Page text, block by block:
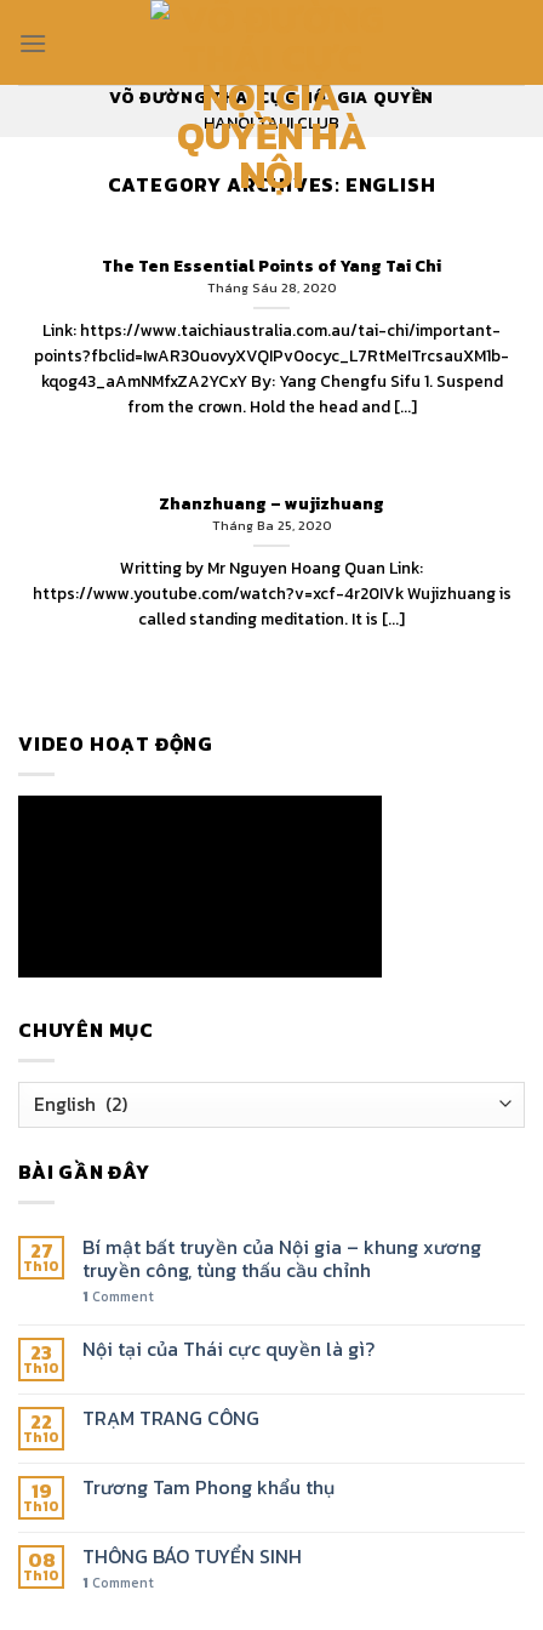
VÕ ĐƯỜNG THÁI CỰC NỘI GIA QUYỀN
HANOI TAIJI CLUB
CATEGORY ARCHIVES: ENGLISH
The Ten Essential Points of Yang Tai Chi
Tháng Sáu 28, 2020
Link: https://www.taichiaustralia.com.au/tai-chi/important-
points?fbclid=IwAR30uovyXVQIPv0ocyc_L7RtMeITrcsauXM1b-
kqog43_aAmNMfxZA2YCxY By: Yang Chengfu Sifu 1. Suspend
from the crown. Hold the head and [...]
Zhanzhuang – wujizhuang
Tháng Ba 25, 2020
Writting by Mr Nguyen Hoang Quan Link:
https://www.youtube.com/watch?v=xcf-4r20IVk Wujizhuang is
called standing meditation. It is [...]
VIDEO HOẠT ĐỘNG
CHUYÊN MỤC
Chuyên
mục
BÀI GẦN ĐÂY
27
Th10
Bí mật bất truyền của Nội gia – khung xương
truyền công, tùng thấu cầu chỉnh
1 Comment
23
Th10
Nội tại của Thái cực quyền là gì?
22
Th10
TRẠM TRANG CÔNG
19
Th10
Trương Tam Phong khẩu thụ
08
Th10
THÔNG BÁO TUYỂN SINH
1 Comment